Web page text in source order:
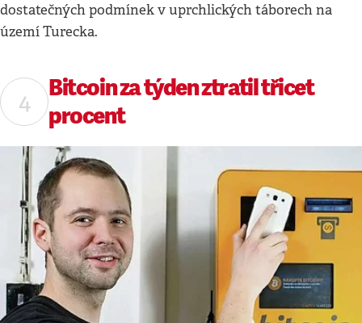
dostatečných podmínek v uprchlických táborech na
území Turecka.
Bitcoin za týden ztratil třicet
procent